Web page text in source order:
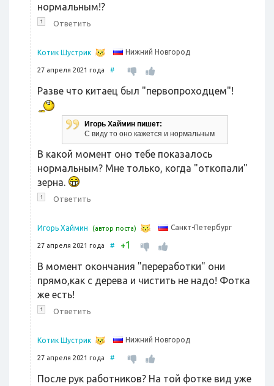
нормальным!?
↑ Ответить
Котик Шустрик Нижний Новгород
27 апреля 2021 года #
Разве что китаец был "первопроходцем"!
Игорь Хаймин пишет:
С виду то оно кажется и нормальным
В какой момент оно тебе показалось
нормальным? Мне только, когда "откопали"
зерна.
↑ Ответить
Игорь Хаймин (автор поста) Санкт-Петербург
27 апреля 2021 года # +1
В момент окончания "переработки" они
прямо,как с дерева и чистить не надо! Фотка
же есть!
↑ Ответить
Котик Шустрик Нижний Новгород
27 апреля 2021 года #
После рук работников? На той фотке вид уже